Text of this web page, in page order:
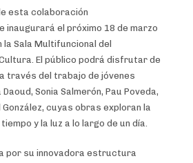
esta colaboración
inaugurará el próximo 18 de marzo
la Sala Multifuncional del
El público podrá disfrutar de
través del trabajo de jóvenes
Sonia Salmerón, Pau Poveda,
González, cuyas obras exploran la
y la luz a lo largo de un día.
por su innovadora estructura